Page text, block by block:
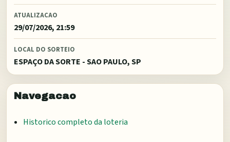
ATUALIZACAO
29/07/2026, 21:59
LOCAL DO SORTEIO
ESPAÇO DA SORTE - SAO PAULO, SP
Navegacao
Historico completo da loteria